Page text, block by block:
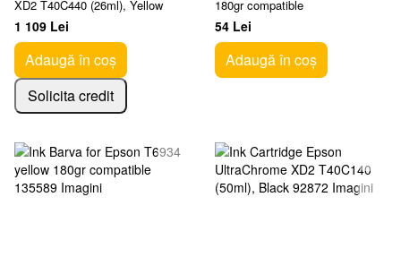
XD2 T40C440 (26ml), Yellow
1 109 Lei
Adaugă în coș
Solicita credit
180gr compatible
54 Lei
Adaugă în coș